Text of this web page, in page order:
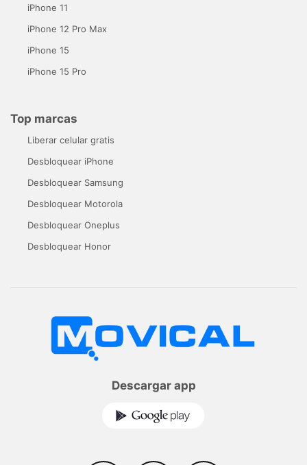
iPhone 11
iPhone 12 Pro Max
iPhone 15
iPhone 15 Pro
Top marcas
Liberar celular gratis
Desbloquear iPhone
Desbloquear Samsung
Desbloquear Motorola
Desbloquear Oneplus
Desbloquear Honor
Descargar app